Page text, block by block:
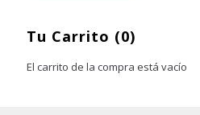
Tu Carrito (0)
El carrito de la compra está vacío